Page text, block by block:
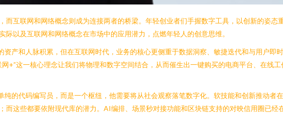
互联网和网络概念则成为连接两者的桥梁。年轻创业者们手握数字工具，以创新的姿态
以及互联网和网络概念在市场中的应用潜力，点燃年轻人的创意思维。
产和人脉积累，但在互联网时代，业务的核心更侧重于数据洞察、敏捷迭代和与用户即
+”这一核心理念让我们将物理和数字空间结合，从而催生出一键购买的电商平台、在线
的代码编写员，而是一个枢纽，他需要将从社会观察落笔数字化。软技能和创新推动者
这些都要依附现代库的潜力。AI编排、场景秒对接功能和区块链支持的对映信用圈已经